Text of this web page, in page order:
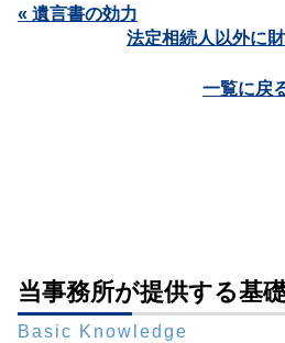
« 遺言書の効力
法定相続人以外に
一覧に戻
当事務所が提供する基
Basic Knowledge